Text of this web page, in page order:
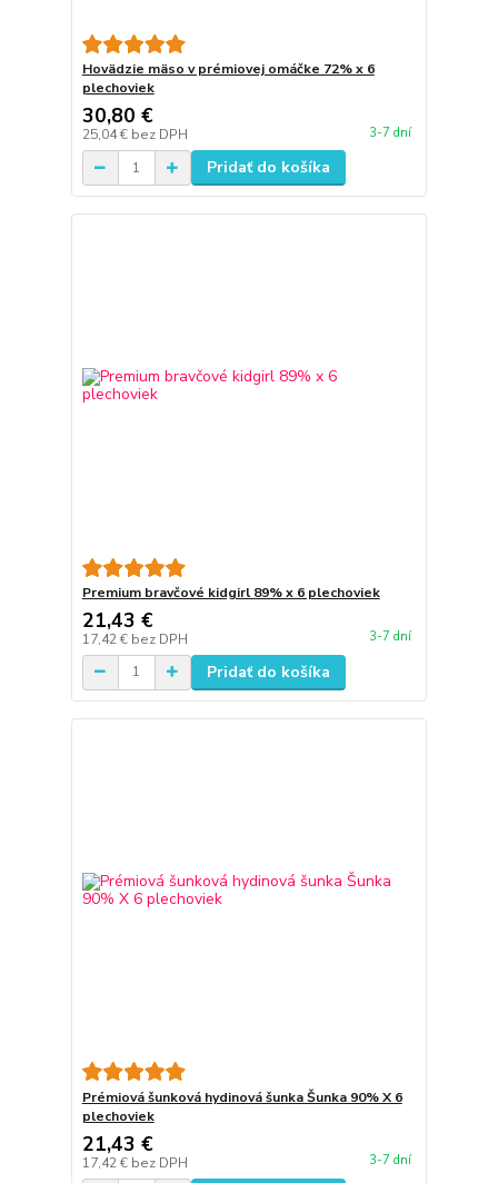
Hovädzie mäso v prémiovej omáčke 72% x 6
plechoviek
30,80 €
25,04 € bez DPH 3-7 dní
Pridať do košíka
Premium bravčové kidgirl 89% x 6 plechoviek
21,43 €
17,42 € bez DPH 3-7 dní
Pridať do košíka
Prémiová šunková hydinová šunka Šunka 90% X 6
plechoviek
21,43 €
17,42 € bez DPH 3-7 dní